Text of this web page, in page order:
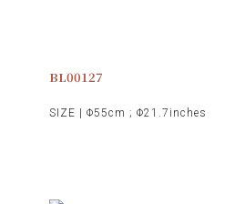
BL00127
SIZE | Φ55cm ; Φ21.7inches